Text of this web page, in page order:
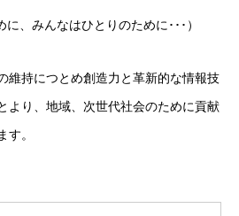
に、みんなはひとりのために･･･）
維持につとめ創造力と革新的な情報技
より、地域、次世代社会のために貢献
す。